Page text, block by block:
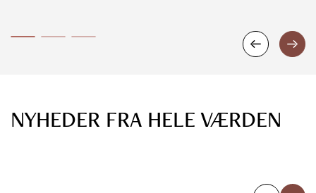
NYHEDER FRA HELE VÆRDEN
Hi-Con leverer brystningsaltaner til